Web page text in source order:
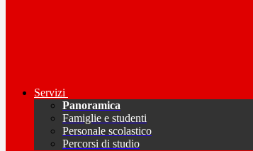
Servizi
Panoramica
Famiglie e studenti
Personale scolastico
Percorsi di studio